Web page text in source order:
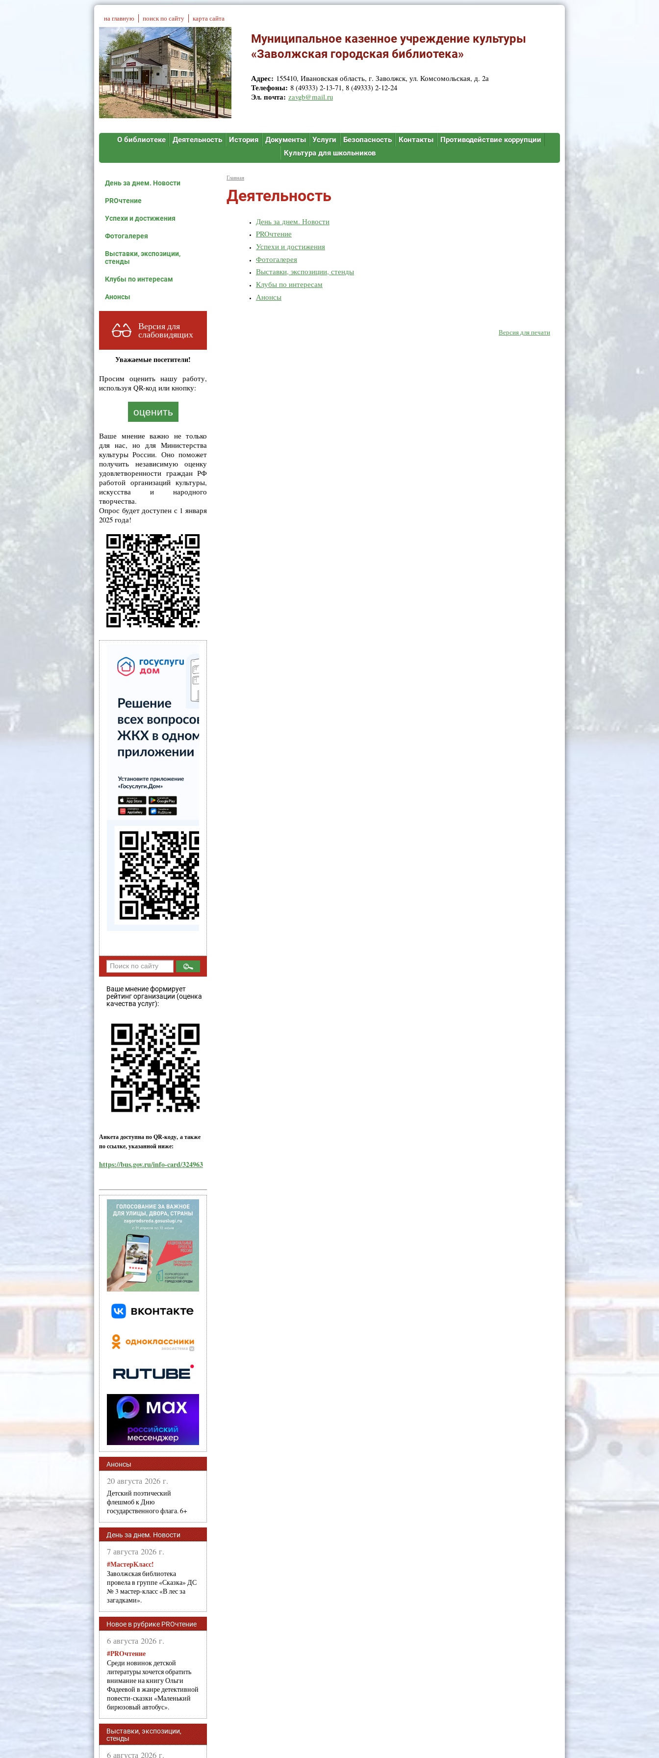
на главную поиск по сайту карта сайта
Муниципальное казенное учреждение культуры
«Заволжская городская библиотека»
Адрес: 155410, Ивановская область, г. Заволжск, ул. Комсомольская, д. 2а
Телефоны: 8 (49333) 2-13-71, 8 (49333) 2-12-24
Эл. почта: zavgb@mail.ru
О библиотеке Деятельность История Документы Услуги Безопасность Контакты
Противодействие коррупции
Культура для школьников
День за днем. Новости
PROчтение
Успехи и достижения
Фотогалерея
Выставки, экспозиции,
стенды
Клубы по интересам
Анонсы
Версия для
слабовидящих
Уважаемые посетители!
Просим оценить нашу работу,
используя QR-код или кнопку:
оценить
Ваше мнение важно не только
для нас, но для Министерства
культуры России. Оно поможет
получить независимую оценку
удовлетворенности граждан РФ
работой организаций культуры,
искусства и народного
творчества.
Опрос будет доступен с 1 января
2025 года!
Ваше мнение формирует
рейтинг организации (оценка
качества услуг):
Анкета доступна по QR-коду, а также
по ссылке, указанной ниже:
https://bus.gov.ru/info-card/324963
Анонсы
20 августа 2026 г.
Детский поэтический
флешмоб к Дню
государственного флага. 6+
День за днем. Новости
7 августа 2026 г.
#МастерКласс!
Заволжская библиотека
провела в группе «Сказка» ДС
№ 3 мастер-класс «В лес за
загадками».
Новое в рубрике PROчтение
6 августа 2026 г.
#PROчтение
Среди новинок детской
литературы хочется обратить
внимание на книгу Ольги
Фадеевой в жанре детективной
повести-сказки «Маленький
бирюзовый автобус».
Выставки, экспозиции,
стенды
6 августа 2026 г.
Главная
Деятельность
День за днем. Новости
PROчтение
Успехи и достижения
Фотогалерея
Выставки, экспозиции, стенды
Клубы по интересам
Анонсы
Версия для печати